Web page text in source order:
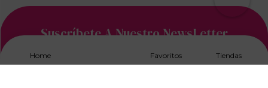
Suscríbete A Nuestro NewsLetter
Home Favoritos Tiendas